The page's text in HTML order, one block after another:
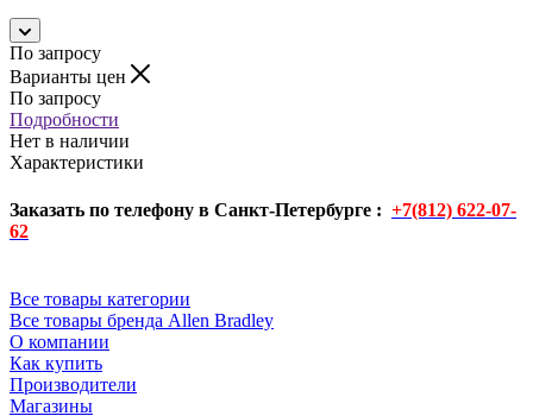
По запросу
Варианты цен
По запросу
Подробности
Нет в наличии
Характеристики
Заказать по телефону в Санкт-Петербурге : +7(812) 622-07-
62
Все товары категории
Все товары бренда Allen Bradley
О компании
Как купить
Производители
Магазины